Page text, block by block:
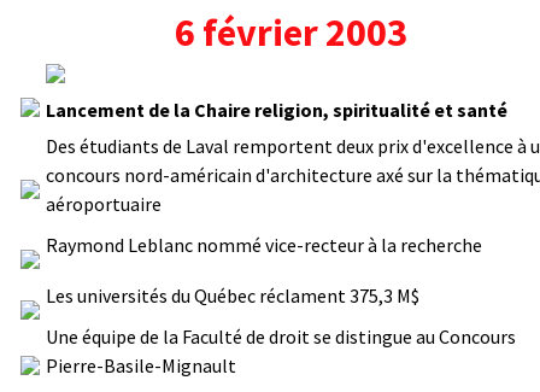
6 février 2003
Lancement de la Chaire religion, spiritualité et santé
Des étudiants de Laval remportent deux prix d'excellence à
concours nord-américain d'architecture axé sur la
aéroportuaire
Raymond Leblanc nommé vice-recteur à la recherche
Les universités du Québec réclament 375,3 M$
Une équipe de la Faculté de droit se distingue au Concours
Pierre-Basile-Mignault